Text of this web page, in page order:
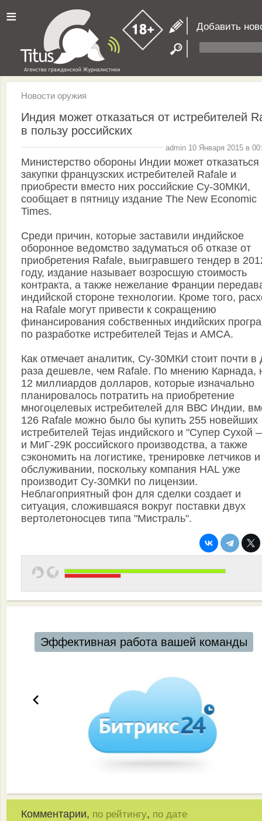
≡ Добавить
Новости оружия
Индия может отказаться от истребителей
в пользу российских
admin 10 Января 2015 в
Министерство обороны Индии может отказаться
закупки французских истребителей Rafale и
приобрести вместо них российские Су-З0МКИ,
сообщает в пятницу издание The New Economic
Times.
Среди причин, которые заставили индийское
оборонное ведомство задуматься об отказе от
приобретения Rafale, выигравшего тендер в
году, издание называет возросшую стоимость
контракта, а также нежелание Франции
индийской стороне технологии. Кроме того,
на Rafale могут привести к сокращению
финансирования собственных индийских
по разработке истребителей Tejas и AMCA.
Как отмечает аналитик, Су-30МКИ стоит почти в
раза дешевле, чем Rafale. По мнению Карнада,
12 миллиардов долларов, которые изначально
планировалось потратить на приобретение
многоцелевых истребителей для ВВС Индии,
126 Rafale можно было бы купить 255 новейших
истребителей Tejas индийского и "Супер Сухой
и МиГ-29К российского производства, а также
сэкономить на логистике, тренировке летчиков и
обслуживании, поскольку компания HAL уже
производит Су-30МКИ по лицензии.
Неблагоприятный фон для сделки создает и
ситуация, сложившаяся вокруг поставки двух
вертолетоносцев типа "Мистраль".
Эффективная работа вашей команды
Комментарии, по рейтингу, по дате